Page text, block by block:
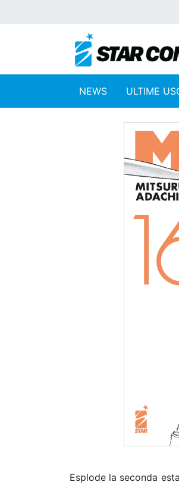
NEWS ULTIME
Esplode la seconda